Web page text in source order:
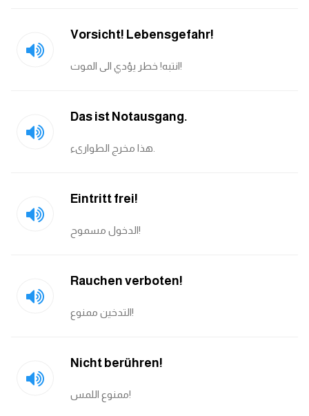
Vorsicht! Lebensgefahr!
انتبه! خطر يؤدي الى الموت!
Das ist Notausgang.
Eintritt frei!
الدخول مسموح!
Rauchen verboten!
التدخين ممنوع!
Nicht berühren!
ممنوع اللمس!